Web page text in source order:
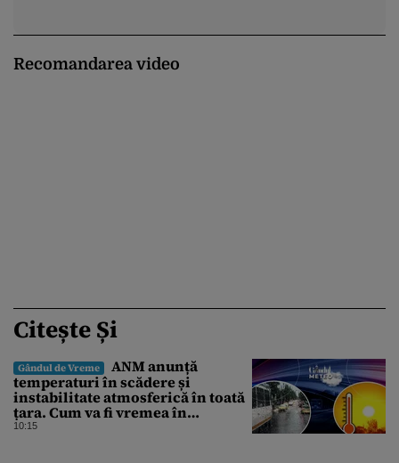
Recomandarea video
Citește Și
Gândul de Vreme
ANM anunță
temperaturi în scădere și
instabilitate atmosferică în toată
țara. Cum va fi vremea în
București și când vin vijeliile
10:15